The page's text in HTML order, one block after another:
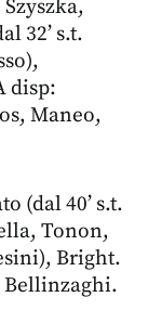
32’ s.t.
disp:
Maneo,
(dal 40’ s.t.
Tonon,
Bright.
Bellinzaghi.